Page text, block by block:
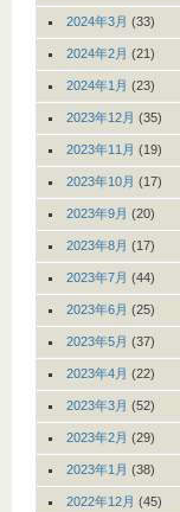
2024年3月 (33)
2024年2月 (21)
2024年1月 (23)
2023年12月 (35)
2023年11月 (19)
2023年10月 (17)
2023年9月 (20)
2023年8月 (17)
2023年7月 (44)
2023年6月 (25)
2023年5月 (37)
2023年4月 (22)
2023年3月 (52)
2023年2月 (29)
2023年1月 (38)
2022年12月 (45)